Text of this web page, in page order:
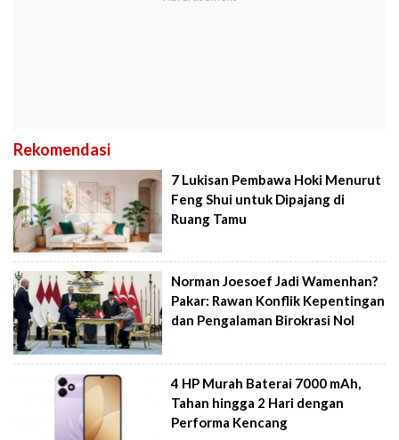
Rekomendasi
7 Lukisan Pembawa Hoki Menurut
Feng Shui untuk Dipajang di
Ruang Tamu
Norman Joesoef Jadi Wamenhan?
Pakar: Rawan Konflik Kepentingan
dan Pengalaman Birokrasi Nol
4 HP Murah Baterai 7000 mAh,
Tahan hingga 2 Hari dengan
Performa Kencang